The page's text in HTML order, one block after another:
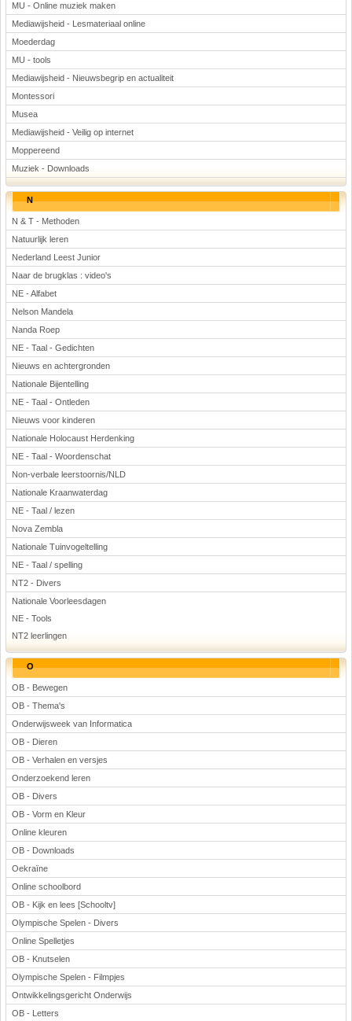
MU - Online muziek maken
Mediawijsheid - Lesmateriaal online
Moederdag
MU - tools
Mediawijsheid - Nieuwsbegrip en actualiteit
Montessori
Musea
Mediawijsheid - Veilig op internet
Moppereend
Muziek - Downloads
N
N & T - Methoden
Natuurlijk leren
Nederland Leest Junior
Naar de brugklas : video's
NE - Alfabet
Nelson Mandela
Nanda Roep
NE - Taal - Gedichten
Nieuws en achtergronden
Nationale Bijentelling
NE - Taal - Ontleden
Nieuws voor kinderen
Nationale Holocaust Herdenking
NE - Taal - Woordenschat
Non-verbale leerstoornis/NLD
Nationale Kraanwaterdag
NE - Taal / lezen
Nova Zembla
Nationale Tuinvogeltelling
NE - Taal / spelling
NT2 - Divers
Nationale Voorleesdagen
NE - Tools
NT2 leerlingen
O
OB - Bewegen
OB - Thema's
Onderwijsweek van Informatica
OB - Dieren
OB - Verhalen en versjes
Onderzoekend leren
OB - Divers
OB - Vorm en Kleur
Online kleuren
OB - Downloads
Oekraïne
Online schoolbord
OB - Kijk en lees [Schooltv]
Olympische Spelen - Divers
Online Spelletjes
OB - Knutselen
Olympische Spelen - Filmpjes
Ontwikkelingsgericht Onderwijs
OB - Letters